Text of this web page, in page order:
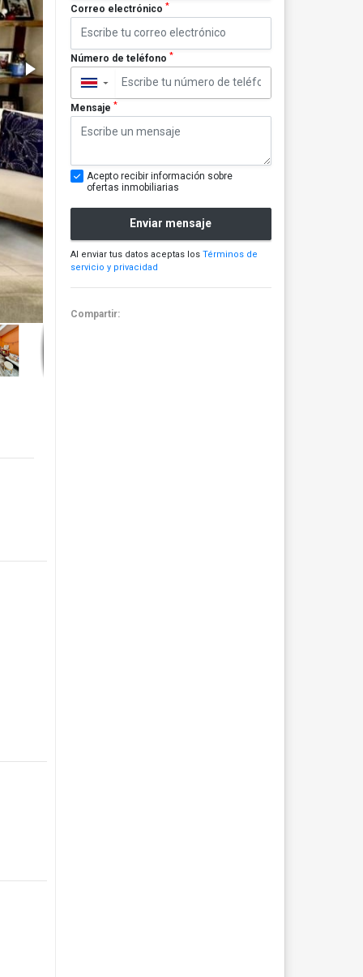
Correo electrónico *
Número de teléfono *
▼
Mensaje *
Acepto recibir información sobre
ofertas inmobiliarias
Enviar mensaje
Al enviar tus datos aceptas los Términos de
servicio y privacidad
Compartir: